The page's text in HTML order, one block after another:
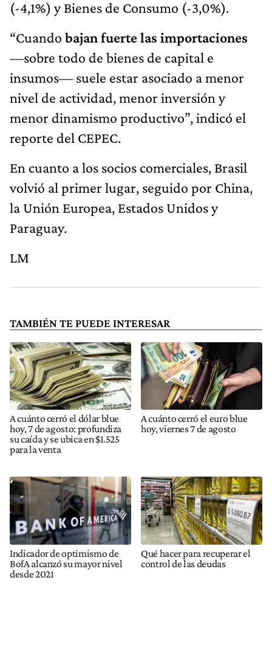
(-4,1%) y Bienes de Consumo (-3,0%).
“Cuando bajan fuerte las importaciones
—sobre todo de bienes de capital e
insumos— suele estar asociado a menor
nivel de actividad, menor inversión y
menor dinamismo productivo”, indicó el
reporte del CEPEC.
En cuanto a los socios comerciales, Brasil
volvió al primer lugar, seguido por China,
la Unión Europea, Estados Unidos y
Paraguay.
LM
TAMBIÉN TE PUEDE INTERESAR
A cuánto cerró el dólar blue
hoy, 7 de agosto: profundiza
su caída y se ubica en $1.525
para la venta
A cuánto cerró el euro blue
hoy, viernes 7 de agosto
Indicador de optimismo de
BofA alcanzó su mayor nivel
desde 2021
Qué hacer para recuperar el
control de las deudas